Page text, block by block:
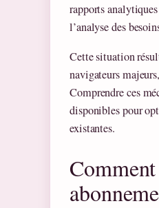
rapports
l’analyse des
Cette situation
navigateurs
Comprendre ces
disponibles pour
existantes.